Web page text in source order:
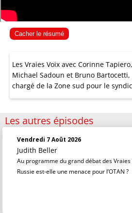
Cacher le résumé
Les Vraies Voix avec Corinne
Michael Sadoun et Bruno
chargé de la Zone sud pour le
Les autres épisodes
Vendredi 7 Août 2026
Judith Beller
Au programme du grand débat des Vraies
Russie est-elle une menace pour l’OTAN ?